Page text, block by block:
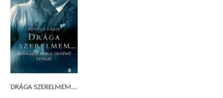
DRÁGA SZERELMEM...